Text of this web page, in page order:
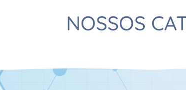
NOSSOS